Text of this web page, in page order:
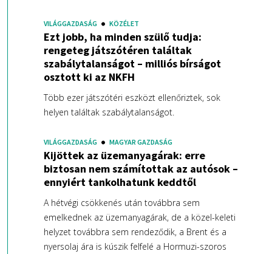
VILÁGGAZDASÁG KÖZÉLET
Ezt jobb, ha minden szülő tudja:
rengeteg játszótéren találtak
szabálytalanságot – milliós bírságot
osztott ki az NKFH
Több ezer játszótéri eszközt ellenőriztek, sok
helyen találtak szabálytalanságot.
VILÁGGAZDASÁG MAGYAR GAZDASÁG
Kijöttek az üzemanyagárak: erre
biztosan nem számítottak az autósok –
ennyiért tankolhatunk keddtől
A hétvégi csökkenés után továbbra sem
emelkednek az üzemanyagárak, de a közel-keleti
helyzet továbbra sem rendeződik, a Brent és a
nyersolaj ára is kúszik felfelé a Hormuzi-szoros